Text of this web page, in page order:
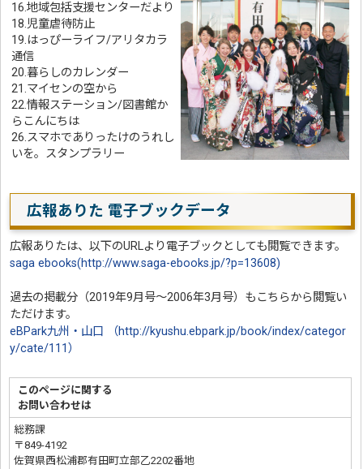
16.地域包括支援センターだより
18.児童虐待防止
19.はっぴーライフ/アリタカラ
通信
20.暮らしのカレンダー
21.マイセンの空から
22.情報ステーション/図書館か
らこんにちは
26.スマホでありったけのうれし
いを。スタンプラリー
広報ありた 電子ブックデータ
広報ありたは、以下のURLより電子ブックとしても閲覧できます。
saga ebooks(http://www.saga-ebooks.jp/?p=13608)
過去の掲載分（2019年9月号～2006年3月号）もこちらから閲覧い
ただけます。
eBPark九州・山口 （http://kyushu.ebpark.jp/book/index/categor
y/cate/111）
このページに関する
お問い合わせは
総務課
〒849-4192
佐賀県西松浦郡有田町立部乙2202番地